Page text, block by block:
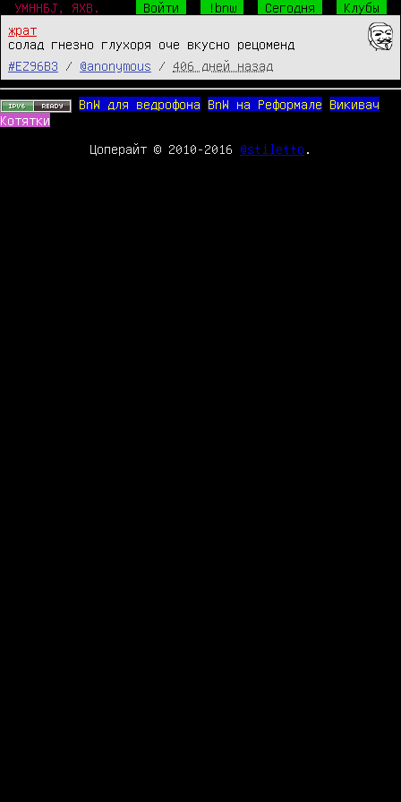
УМННБJ, ЯХВ. Войти !bnw Сегодня
Клубы
жрат
солад гнезно глухоря оче вкусно рецоменд
#EZ96B3
/ @anonymous / 406 дней назад
BnW для ведрофона BnW на Реформале
Викивач
Котятки
Цоперайт © 2010-2016 @stiletto